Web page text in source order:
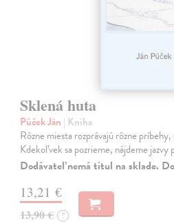
Sklená huta
Púček Ján | Kniha
Rôzne miesta rozprávajú rôzne
Kdekoľvek sa pozrieme, nájdeme jazvy
Dodávateľ nemá titul na sklade.
13,21 €
13,90 € ?